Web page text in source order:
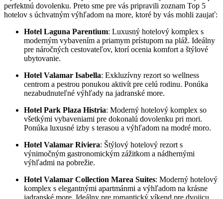
perfektnú dovolenku.⁢ Preto sme pre ‌vás pripravili zoznam Top 5
hotelov s úchvatným‌ výhľadom na more, ktoré by​ vás mohli zaujať:
Hotel​ Laguna⁣ Parentium: Luxusný ⁣hotelový komplex s
moderným vybavením a ​priamym‌ prístupom na pláž. ‌Ideálny
pre náročných cestovateľov, ktorí ⁣ocenia komfort a‌ štýlové
ubytovanie.
Hotel ⁢Valamar⁢ Isabella:​ Exkluzívny ⁢rezort ​so wellness
centrom a pestrou ponukou⁤ aktivít​ pre celú rodinu. Ponúka⁤
nezabudnuteľné výhľady na jadranské more.
Hotel Park Plaza Histria:⁣ Moderný ⁤hotelový komplex so
všetkými vybaveniami pre dokonalú dovolenku‍ pri ​mori.
Ponúka luxusné izby s terasou ⁤a ⁣výhľadom ‍na modré moro.
Hotel Valamar Riviera: Štýlový hotelový rezort s
výnimočným gastronomickým zážitkom a nádhernými
výhľadmi na pobrežie.
Hotel Valamar Collection​ Marea Suites: ‍Moderný hotelový
komplex s elegantnými‌ apartmánmi a výhľadom na krásne​
jadranské more.‍ Ideálny pre romantický víkend⁣ pre dvojicu.